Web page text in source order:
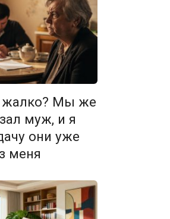
жалко? Мы же
муж, и я
они уже
меня